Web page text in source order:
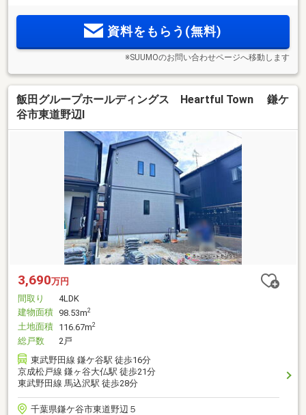
資料をもらう(無料)
※SUUMOのお問い合わせページへ移動します
飯田グループホールディングス Heartful Town 鎌ケ
谷市東道野辺I
3,690万円
間取り
4LDK
建物面積 98.53m2
土地面積 116.67m2
総戸数
2戸
東武野田線 鎌ケ谷駅 徒歩16分
京成松戸線 鎌ヶ谷大仏駅 徒歩21分
東武野田線 馬込沢駅 徒歩28分
千葉県鎌ケ谷市東道野辺５